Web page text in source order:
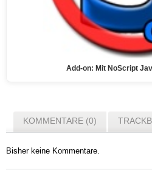
Add-on: Mit NoScript
KOMMENTARE (0)
Bisher keine Kommentare.